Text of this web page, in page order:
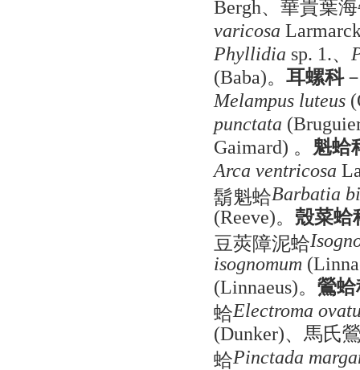
Bergh、華貴葉
varicosa
Phyllidia sp. 1.、
(Baba)。 耳螺科
Melampus luteus
punctata
Gaimard) 。 魁蛤
Arca ventricosa
鬍魁蛤Barbatia
(Reeve)。 殼菜蛤
豆莢障泥蛤
isognomum
(Linnaeus)。 鶯
蛤Electroma
(Dunker)、馬氏
蛤Pinctada